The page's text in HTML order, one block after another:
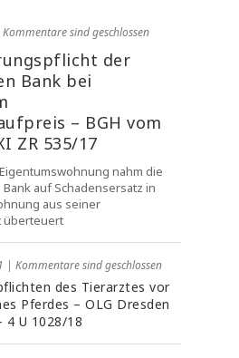
Kommentare sind geschlossen
der
Bank bei
– BGH vom
ZR 535/17
nahm die
auf Schadensersatz in
aus seiner
überteuert
| Kommentare sind geschlossen
des Tierarztes vor
Pferdes – OLG Dresden
4 U 1028/18